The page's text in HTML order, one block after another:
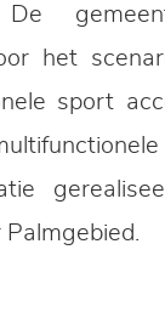
De
het
sport
Palmgebied.